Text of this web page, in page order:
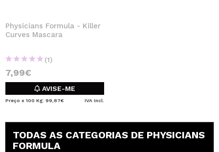
Physicians Formula - Killer
Curves Mascara
(1)
7,99€
AVISE-ME
Preço x 100 Kg: 99,87€ IVA Incl.
TODAS AS CATEGORIAS DE PHYSICIANS
FORMULA